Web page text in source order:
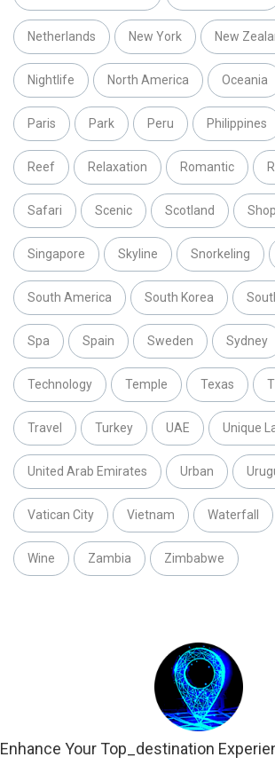
Netherlands New York New
Nightlife North America Oceania
Paris Park Peru Philippines
Reef Relaxation Romantic
Safari Scenic Scotland
Singapore Skyline Snorkeling
South America South Korea
Spa Spain Sweden Sydney
Technology Temple Texas
Travel Turkey UAE Unique
United Arab Emirates Urban
Vatican City Vietnam Waterfall
Wine Zambia Zimbabwe
Enhance Your Top_destination